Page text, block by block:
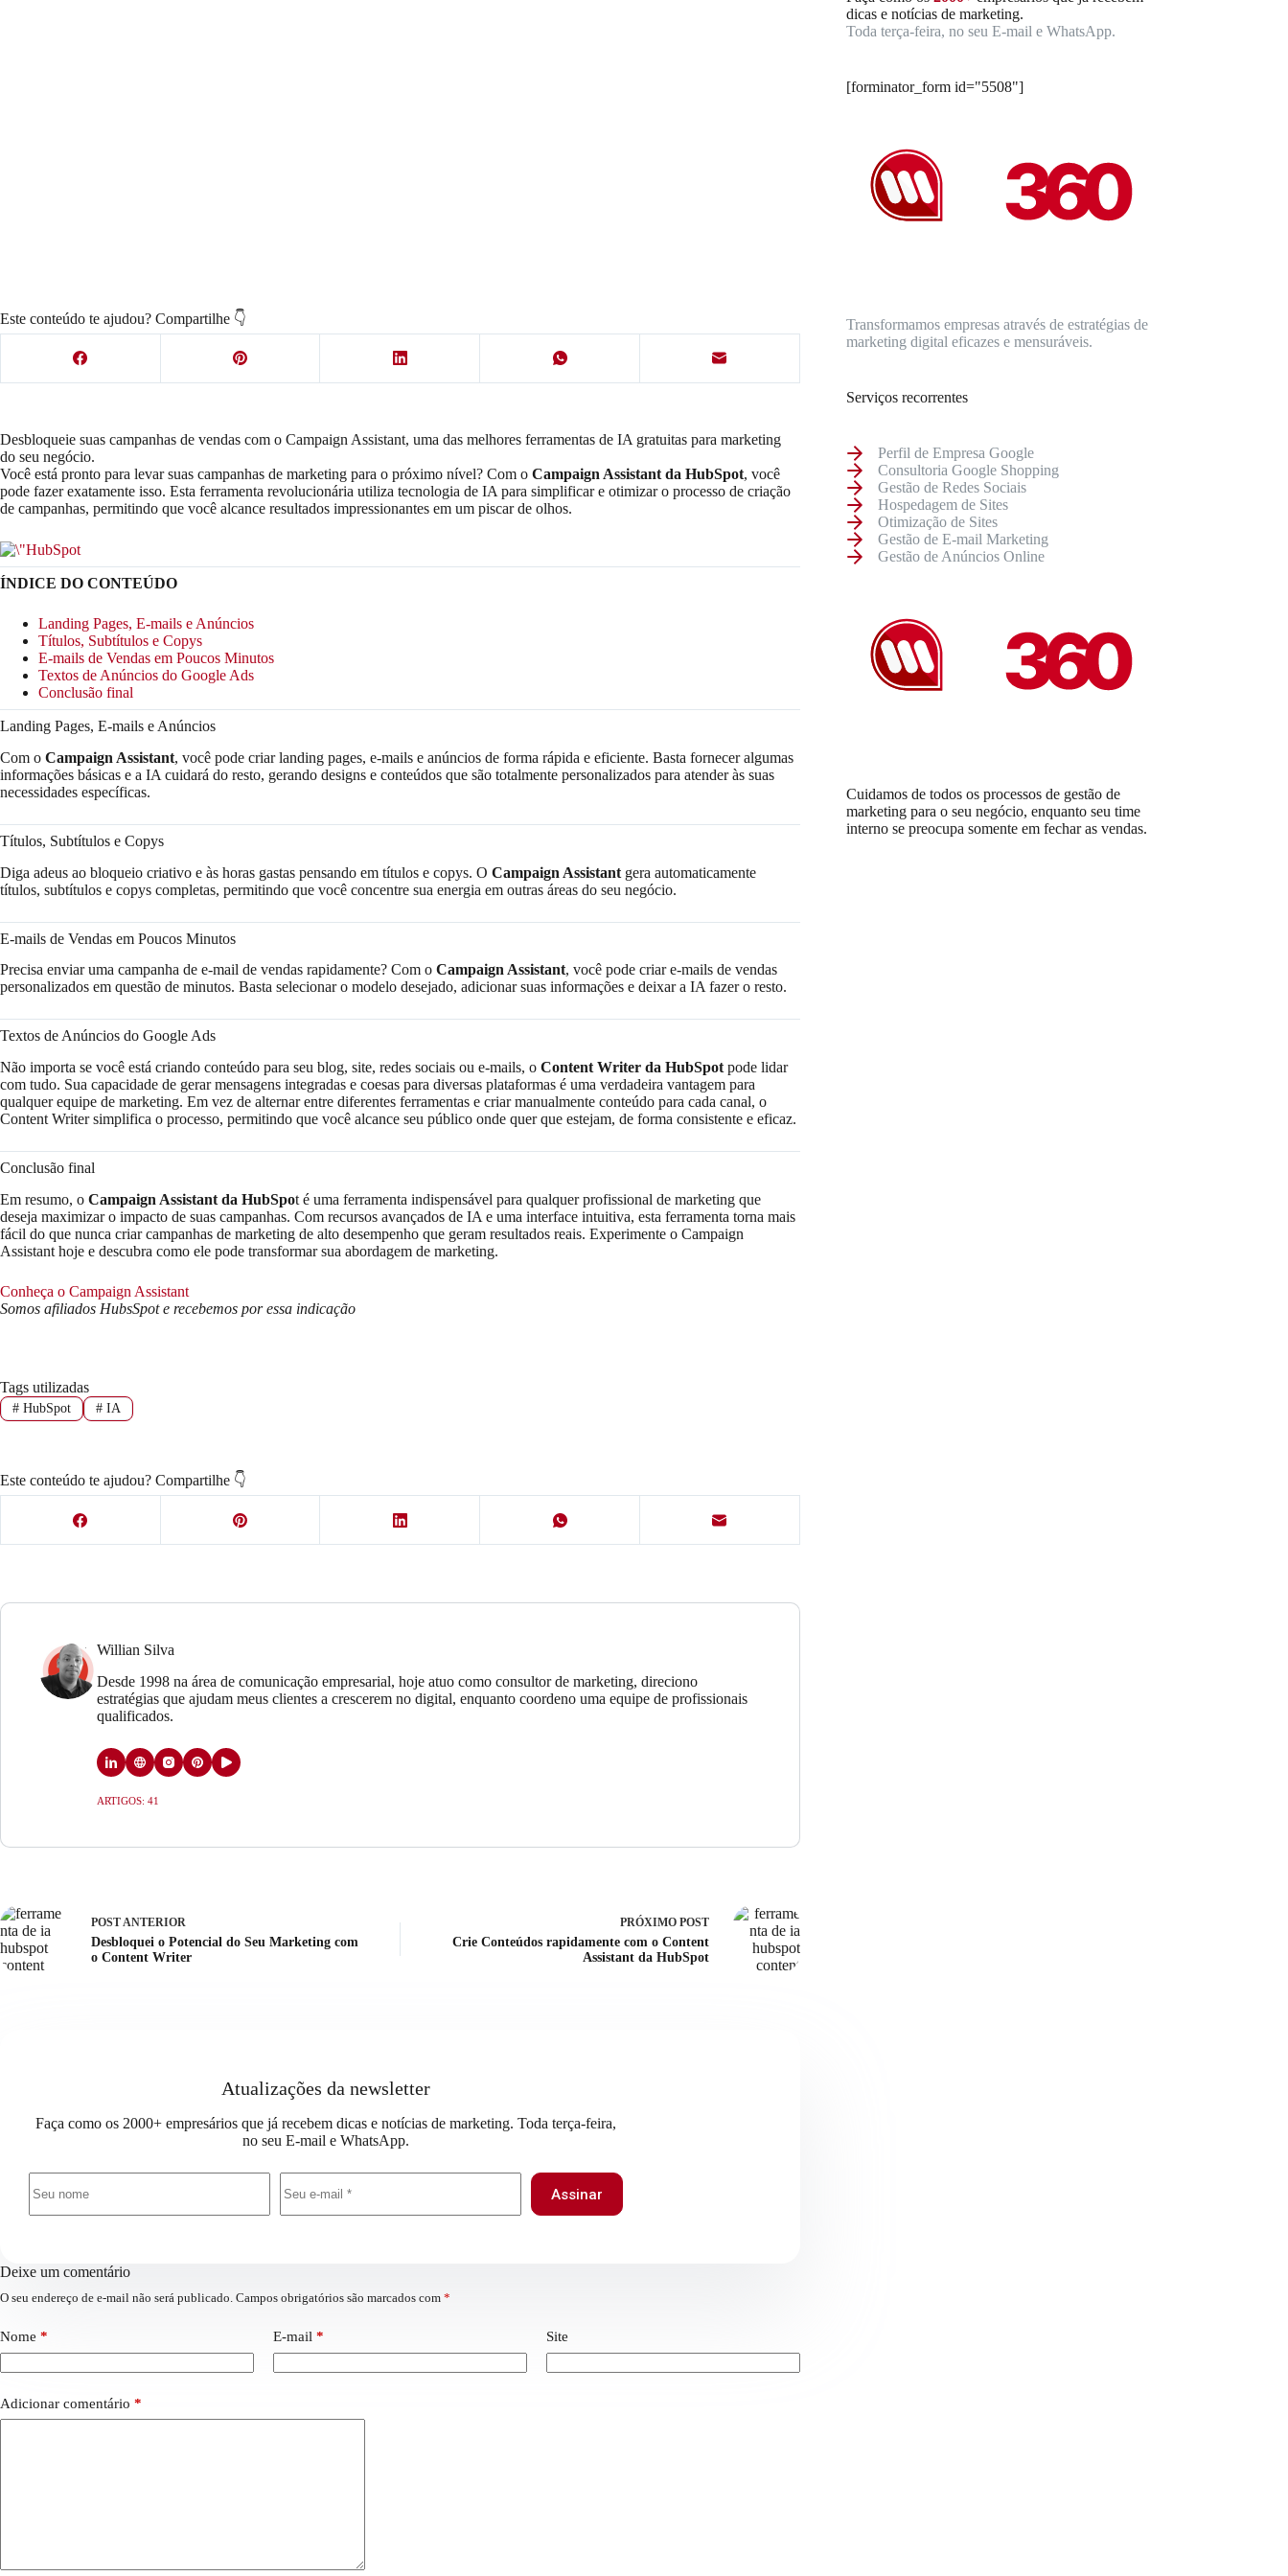
Este conteúdo te ajudou? Compartilhe 👇
Desbloqueie suas campanhas de vendas com o Campaign Assistant, uma das melhores ferramentas de IA gratuitas para marketing
do seu negócio.
Você está pronto para levar suas campanhas de marketing para o próximo nível? Com o Campaign Assistant da HubSpot, você
pode fazer exatamente isso. Esta ferramenta revolucionária utiliza tecnologia de IA para simplificar e otimizar o processo de criação
de campanhas, permitindo que você alcance resultados impressionantes em um piscar de olhos.
ÍNDICE DO CONTEÚDO
Landing Pages, E-mails e Anúncios
Títulos, Subtítulos e Copys
E-mails de Vendas em Poucos Minutos
Textos de Anúncios do Google Ads
Conclusão final
Landing Pages, E-mails e Anúncios
Com o Campaign Assistant, você pode criar landing pages, e-mails e anúncios de forma rápida e eficiente. Basta fornecer algumas
informações básicas e a IA cuidará do resto, gerando designs e conteúdos que são totalmente personalizados para atender às suas
necessidades específicas.
Títulos, Subtítulos e Copys
Diga adeus ao bloqueio criativo e às horas gastas pensando em títulos e copys. O Campaign Assistant gera automaticamente
títulos, subtítulos e copys completas, permitindo que você concentre sua energia em outras áreas do seu negócio.
E-mails de Vendas em Poucos Minutos
Precisa enviar uma campanha de e-mail de vendas rapidamente? Com o Campaign Assistant, você pode criar e-mails de vendas
personalizados em questão de minutos. Basta selecionar o modelo desejado, adicionar suas informações e deixar a IA fazer o resto.
Textos de Anúncios do Google Ads
Não importa se você está criando conteúdo para seu blog, site, redes sociais ou e-mails, o Content Writer da HubSpot pode lidar
com tudo. Sua capacidade de gerar mensagens integradas e coesas para diversas plataformas é uma verdadeira vantagem para
qualquer equipe de marketing. Em vez de alternar entre diferentes ferramentas e criar manualmente conteúdo para cada canal, o
Content Writer simplifica o processo, permitindo que você alcance seu público onde quer que estejam, de forma consistente e eficaz.
Conclusão final
Em resumo, o Campaign Assistant da HubSpot é uma ferramenta indispensável para qualquer profissional de marketing que
deseja maximizar o impacto de suas campanhas. Com recursos avançados de IA e uma interface intuitiva, esta ferramenta torna mais
fácil do que nunca criar campanhas de marketing de alto desempenho que geram resultados reais. Experimente o Campaign
Assistant hoje e descubra como ele pode transformar sua abordagem de marketing.
Conheça o Campaign Assistant
Somos afiliados HubsSpot e recebemos por essa indicação
Tags utilizadas
#HubSpot #IA
Este conteúdo te ajudou? Compartilhe 👇
Willian Silva
Desde 1998 na área de comunicação empresarial, hoje atuo como consultor de marketing, direciono
estratégias que ajudam meus clientes a crescerem no digital, enquanto coordeno uma equipe de profissionais
qualificados.
ARTIGOS: 41
POST ANTERIOR
Desbloquei o Potencial do Seu Marketing com
o Content Writer
PRÓXIMO POST
Crie Conteúdos rapidamente com o Content
Assistant da HubSpot
Atualizações da newsletter
Faça como os 2000+ empresários que já recebem dicas e notícias de marketing. Toda terça-feira,
no seu E-mail e WhatsApp.
Assinar
Deixe um comentário
O seu endereço de e-mail não será publicado. Campos obrigatórios são marcados com *
Nome * E-mail * Site
Adicionar comentário *
dicas e notícias de marketing.
Toda terça-feira, no seu E-mail e WhatsApp.
[forminator_form id="5508"]
Transformamos empresas através de estratégias de
marketing digital eficazes e mensuráveis.
Serviços recorrentes
Perfil de Empresa Google
Consultoria Google Shopping
Gestão de Redes Sociais
Hospedagem de Sites
Otimização de Sites
Gestão de E-mail Marketing
Gestão de Anúncios Online
Cuidamos de todos os processos de gestão de
marketing para o seu negócio, enquanto seu time
interno se preocupa somente em fechar as vendas.